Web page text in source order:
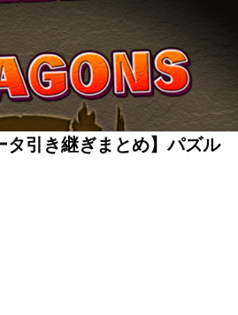
タ引き継ぎまとめ】パズル